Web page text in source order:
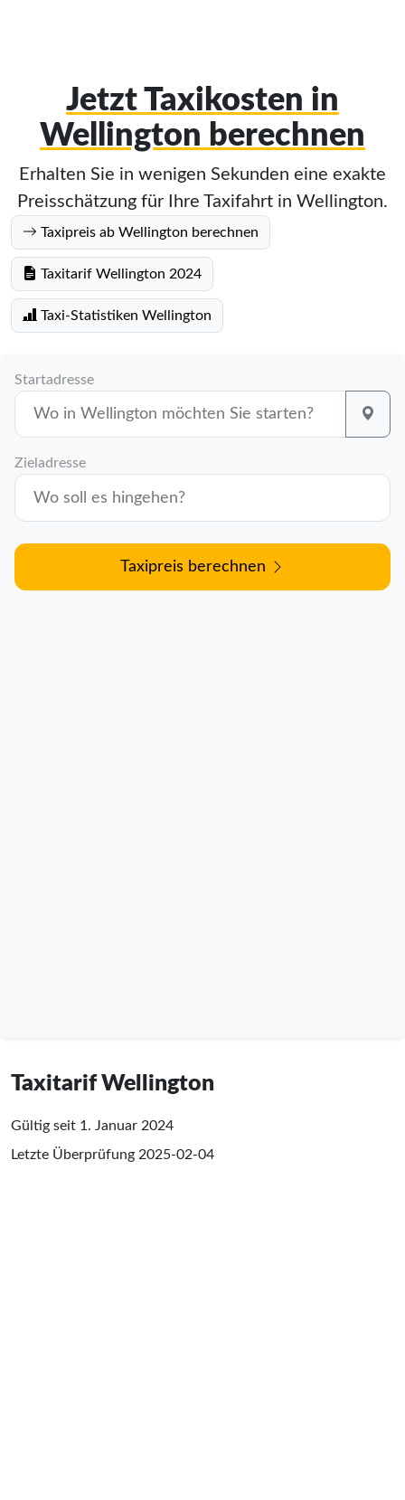
Jetzt Taxikosten in
Wellington berechnen
Erhalten Sie in wenigen Sekunden eine exakte
Preisschätzung für Ihre Taxifahrt in Wellington.
Taxipreis ab Wellington berechnen
Taxitarif Wellington 2024
Taxi-Statistiken Wellington
Startadresse
Zieladresse
Taxipreis berechnen
Taxitarif Wellington
Gültig seit 1. Januar 2024
Letzte Überprüfung 2025-02-04